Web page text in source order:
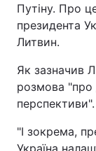
Путіну. Про
президента
Литвин.
Як зазначив
розмова "про
перспективи".
"І зокрема,
Україна